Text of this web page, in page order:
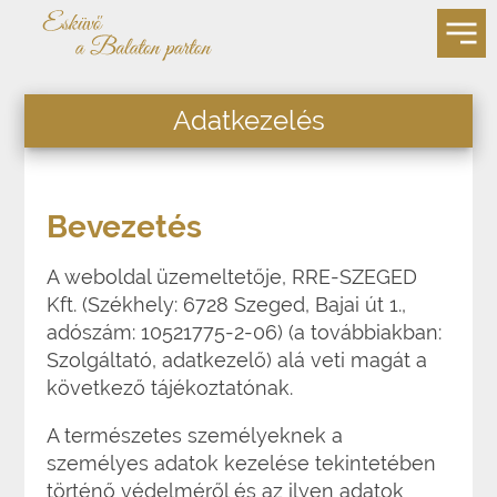
Adatkezelés
Bevezetés
A weboldal üzemeltetője, RRE-SZEGED
Kft. (Székhely: 6728 Szeged, Bajai út 1.,
adószám: 10521775-2-06) (a továbbiakban:
Szolgáltató, adatkezelő) alá veti magát a
következő tájékoztatónak.
A természetes személyeknek a
személyes adatok kezelése tekintetében
történő védelméről és az ilyen adatok